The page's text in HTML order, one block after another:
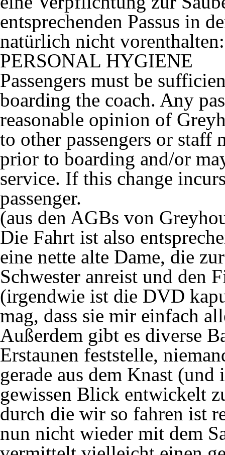
entsprechenden Passus in
natürlich nicht vorenthalten:
PERSONAL HYGIENE
Passengers must be
boarding the coach. Any
reasonable opinion of
to other passengers or staff
prior to boarding and/or
service. If this change
passenger.
(aus den AGBs von
Die Fahrt ist also
eine nette alte Dame, die
Schwester anreist und den
(irgendwie ist die DVD
mag, dass sie mir einfach
Außerdem gibt es diverse
Erstaunen feststelle,
gerade aus dem Knast
gewissen Blick entwickelt
durch die wir so fahren ist
nun nicht wieder mit dem